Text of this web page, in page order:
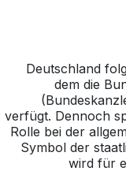
Deutschland
dem die
verfügt. Dennoch
Rolle bei der
Symbol der
wird für